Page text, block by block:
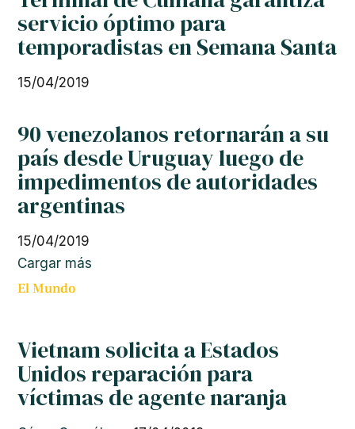
servicio óptimo para
temporadistas en Semana Santa
15/04/2019
90 venezolanos retornarán a su
país desde Uruguay luego de
impedimentos de autoridades
argentinas
15/04/2019
Cargar más
El Mundo
Vietnam solicita a Estados
Unidos reparación para
víctimas de agente naranja